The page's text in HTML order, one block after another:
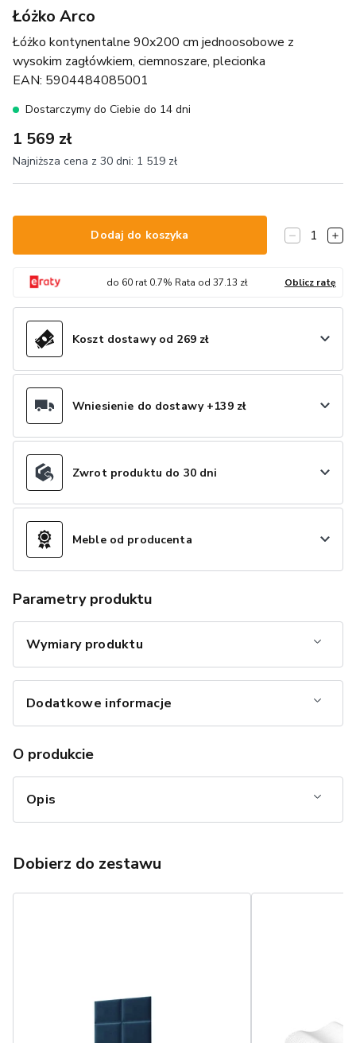
Łóżko Arco
Łóżko kontynentalne 90x200 cm jednoosobowe z
wysokim zagłówkiem, ciemnoszare, plecionka
EAN: 5904484085001
Dostarczymy do Ciebie do 14 dni
1 569 zł
Najniższa cena z 30 dni: 1 519 zł
Dodaj do koszyka 1
do 60 rat 0.7% Rata od 37.13 zł Oblicz ratę
Koszt dostawy od 269 zł
Wniesienie do dostawy +139 zł
Zwrot produktu do 30 dni
Meble od producenta
Parametry produktu
Wymiary produktu
Dodatkowe informacje
O produkcie
Opis
Dobierz do zestawu